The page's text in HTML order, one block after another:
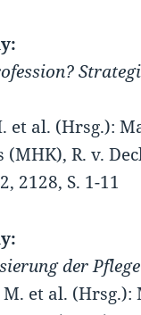
et al. (Hrsg.):
R. v.
2128, S. 1-11
der
et al.